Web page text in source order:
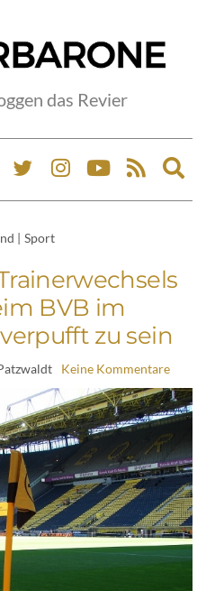
das Revier
| Sport
BVB im
zu sein
Keine Kommentare